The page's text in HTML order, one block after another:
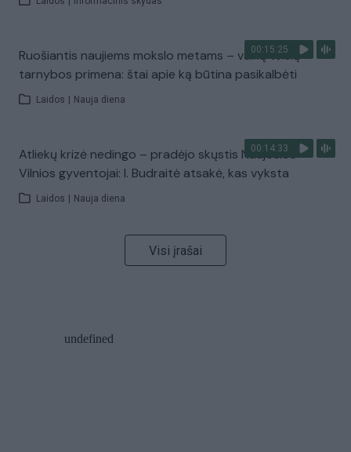
00:15:25
Ruošiantis naujiems mokslo metams – vaikų teisių
tarnybos primena: štai apie ką būtina pasikalbėti
Laidos Nauja diena
00:14:33
Atliekų krizė nedingo – pradėjo skųstis Naujosios
Vilnios gyventojai: I. Budraitė atsakė, kas vyksta
Laidos Nauja diena
Visi įrašai